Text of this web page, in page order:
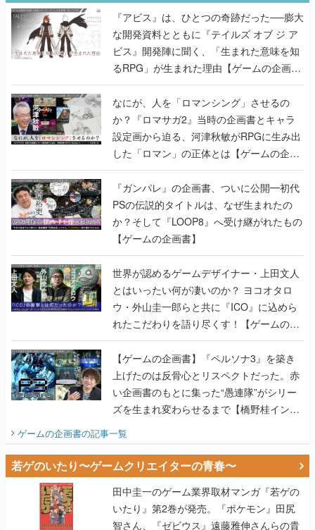
『アビス』は、ひとつの奇跡だった──膨大
な開発資料とともに『テイルズ オブ ジ ア
ビス』開発陣に聞く、「生まれた意味を知
るRPG」が生まれた理由【ゲームの企画
書】
なにが、人を「ロマンシング」させるの
か？『ロマサガ2』当時の企画書とキャラ
設定画から迫る、河津秋敏がRPGに生み出
した「ロマン」の正体とは【ゲームの企画
書】
『ガンパレ』の企画書、ついに公開━初代
PSの伝説的タイトルは、なぜ生まれたの
か？そして『LOOP8』へ受け継がれたもの
【ゲームの企画書】
世界が認めるゲームデザイナー・上田文人
とはいったい何が凄いのか？ ヨコオタロ
ウ・外山圭一郎らと共に『ICO』に込めら
れたこだわりを語り尽くす！【ゲームの企
画書】
【ゲームの企画書】『ペルソナ3』を築き
上げたのは反骨心とリスペクトだった。赤
い企画書のもとに集った“愚連隊”がシリー
ズを生まれ変わらせるまで【橋野桂インタ
ビュー】
ゲームの企画書の記事一覧
若ゲのいたり〜ゲームクリエイターの青春〜
田中圭一のゲーム業界取材マンガ『若ゲの
いたり』第2巻が発売。『ポケモン』田尻
智さん、『ゼビウス』遠藤雅伸さんらの貴